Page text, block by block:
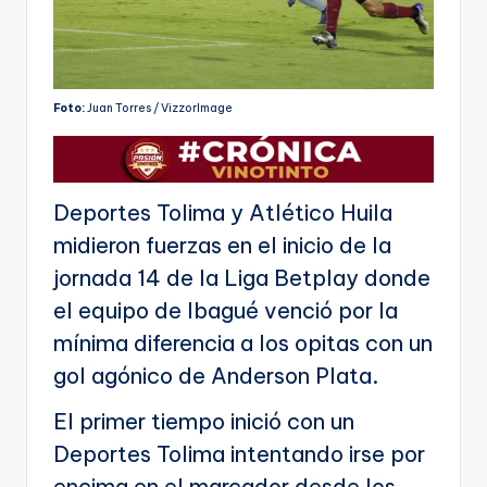
Foto:Juan Torres / VizzorImage
Deportes Tolima y Atlético Huila
midieron fuerzas en el inicio de la
jornada 14 de la Liga Betplay donde
el equipo de Ibagué venció por la
mínima diferencia a los opitas con un
gol agónico de Anderson Plata.
El primer tiempo inició con un
Deportes Tolima intentando irse por